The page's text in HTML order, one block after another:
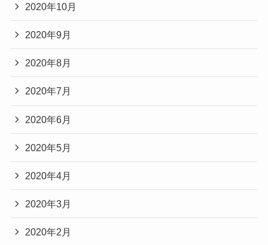
2020年10月
2020年9月
2020年8月
2020年7月
2020年6月
2020年5月
2020年4月
2020年3月
2020年2月